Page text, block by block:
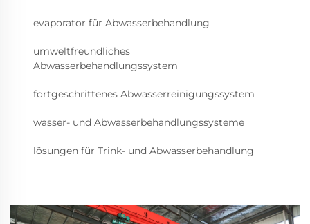
evaporator für Abwasserbehandlung
umweltfreundliches
Abwasserbehandlungssystem
fortgeschrittenes Abwasserreinigungssystem
wasser- und Abwasserbehandlungssysteme
lösungen für Trink- und Abwasserbehandlung